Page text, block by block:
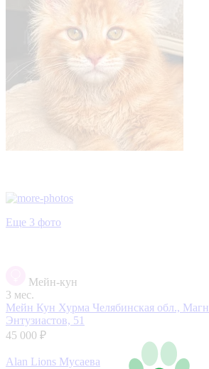
Еще 3 фото
Мейн-кун
3 мес.
Мейн Кун Хурма Челябинская обл.,
Энтузиастов, 51
45 000 ₽
Alan Lions Мусаева